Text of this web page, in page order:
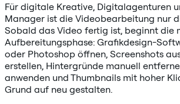
Für digitale Kreative, Digitalagenturen
Manager ist die Videobearbeitung nur
Sobald das Video fertig ist, beginnt die
Aufbereitungsphase: Grafikdesign-
oder Photoshop öffnen, Screenshots
erstellen, Hintergründe manuell
anwenden und Thumbnails mit hoher
Grund auf neu gestalten.